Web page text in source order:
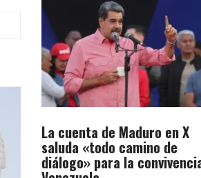
La cuenta de Maduro en X
saluda «todo camino de
diálogo» para la